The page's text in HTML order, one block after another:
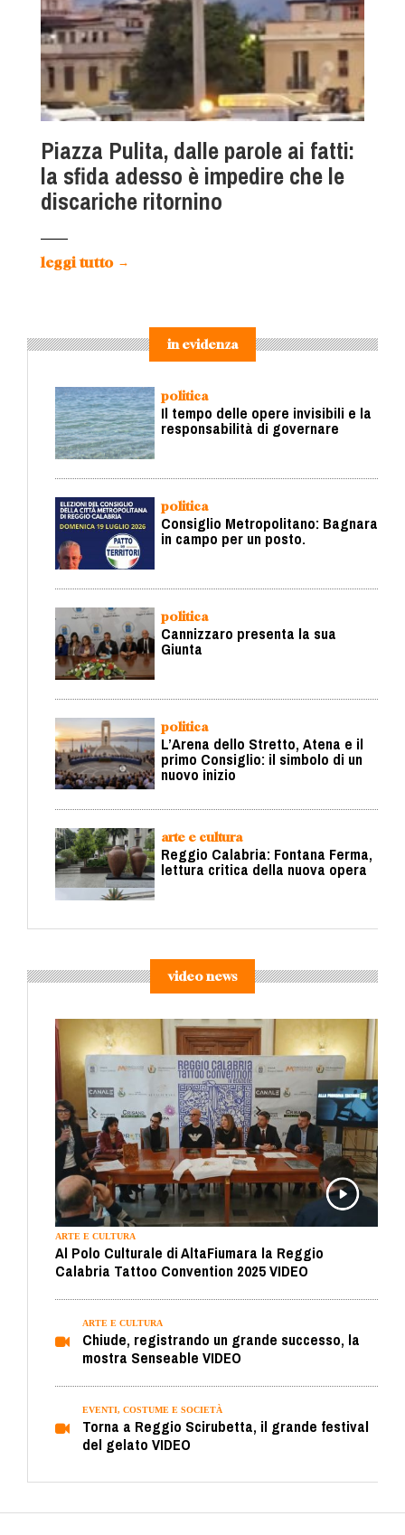
Piazza Pulita, dalle parole ai fatti:
la sfida adesso è impedire che le
discariche ritornino
leggi tutto →
in evidenza
politica
Il tempo delle opere invisibili e la
responsabilità di governare
politica
Consiglio Metropolitano: Bagnara
in campo per un posto.
politica
Cannizzaro presenta la sua
Giunta
politica
L’Arena dello Stretto, Atena e il
primo Consiglio: il simbolo di un
nuovo inizio
arte e cultura
Reggio Calabria: Fontana Ferma,
lettura critica della nuova opera
video news
ARTE E CULTURA
Al Polo Culturale di AltaFiumara la Reggio
Calabria Tattoo Convention 2025 VIDEO
ARTE E CULTURA
Chiude, registrando un grande successo, la
mostra Senseable VIDEO
EVENTI, COSTUME E SOCIETÀ
Torna a Reggio Scirubetta, il grande festival
del gelato VIDEO